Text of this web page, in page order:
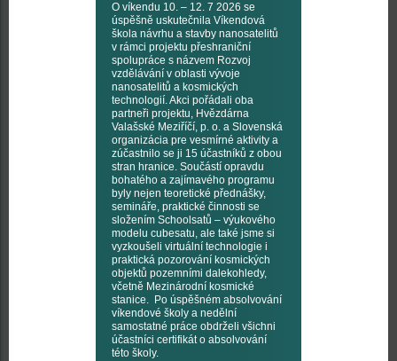
O víkendu 10. – 12. 7 2026 se
úspěšně uskutečnila Víkendová
škola návrhu a stavby nanosatelitů
v rámci projektu přeshraniční
spolupráce s názvem Rozvoj
vzdělávání v oblasti vývoje
nanosatelitů a kosmických
technologií. Akci pořádali oba
partneři projektu, Hvězdárna
Valašské Meziříčí, p. o. a Slovenská
organizácia pre vesmírné aktivity a
zúčastnilo se ji 15 účastníků z obou
stran hranice. Součástí opravdu
bohatého a zajímavého programu
byly nejen teoretické přednášky,
semináře, praktické činnosti se
složením Schoolsatů – výukového
modelu cubesatu, ale také jsme si
vyzkoušeli virtuální technologie i
praktická pozorování kosmických
objektů pozemními dalekohledy,
včetně Mezinárodní kosmické
stanice. Po úspěšném absolvování
víkendové školy a nedělní
samostatné práce obdrželi všichni
účastníci certifikát o absolvování
této školy.